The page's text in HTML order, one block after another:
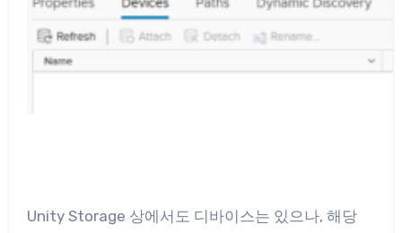
Unity Storage 상에서도 디바이스는 있으나, 해당